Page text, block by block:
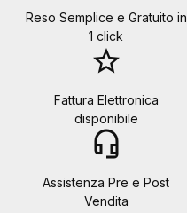
Reso Semplice e Gratuito in
1 click
star_border
Fattura Elettronica
disponibile
headset_mic
Assistenza Pre e Post
Vendita